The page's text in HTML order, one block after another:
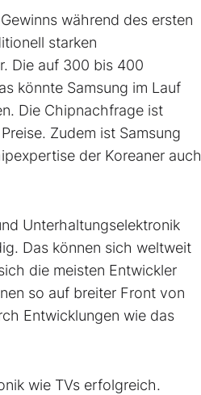
während des ersten
starken
Die auf 300 bis 400
könnte Samsung im Lauf
Die Chipnachfrage ist
Zudem ist Samsung
der Koreaner auch
Unterhaltungselektronik
Das können sich weltweit
die meisten Entwickler
so auf breiter Front von
Entwicklungen wie das
wie TVs erfolgreich.